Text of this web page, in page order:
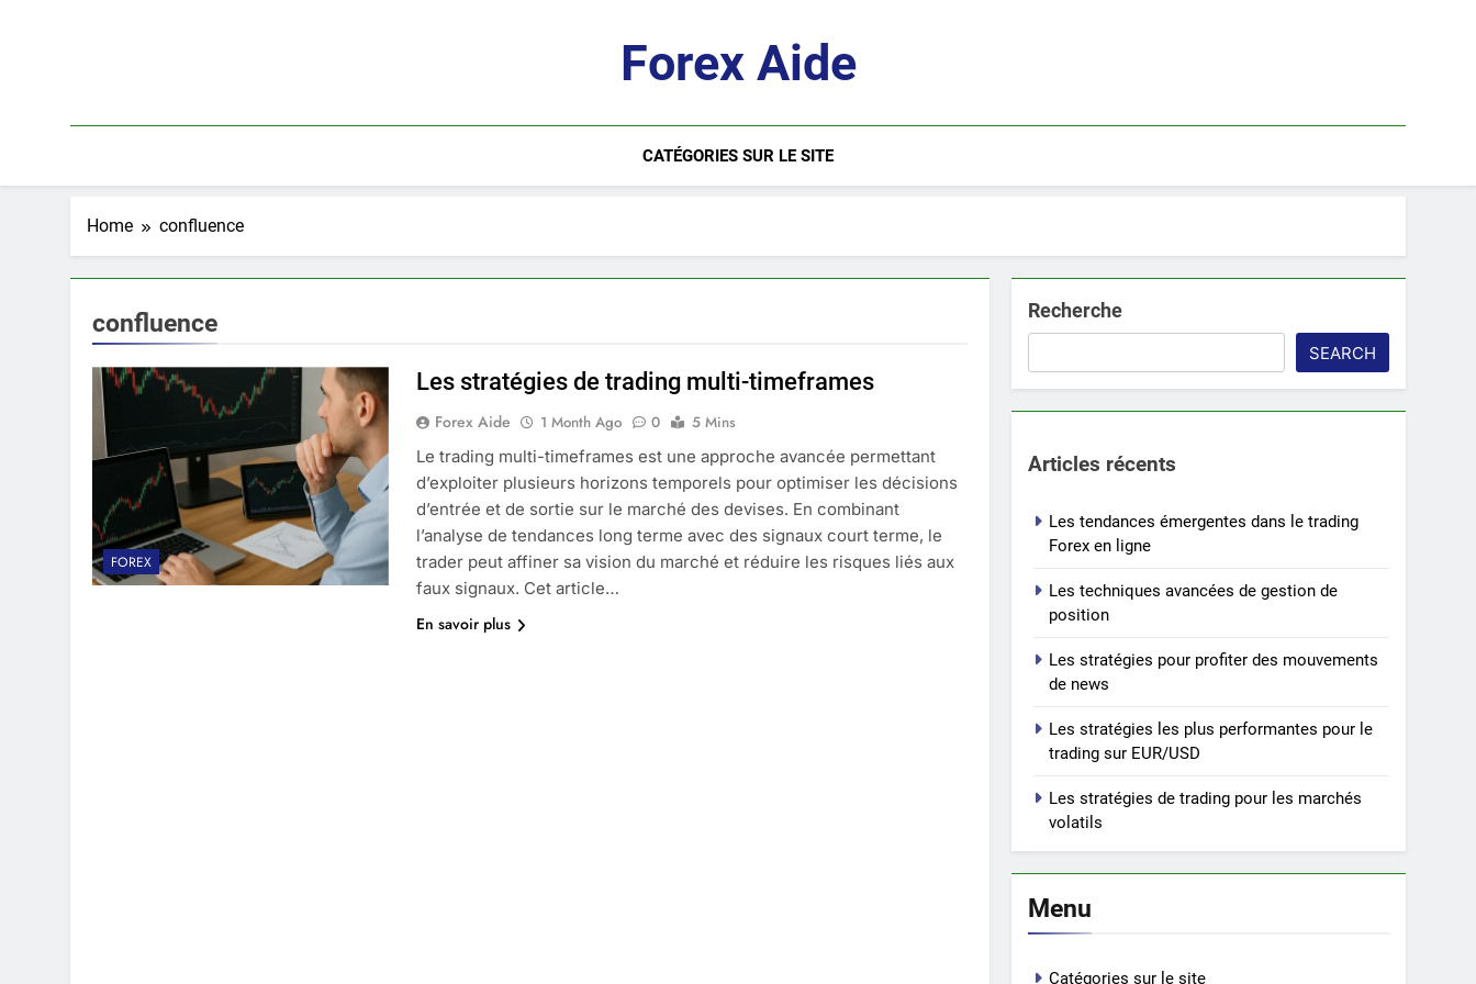
Forex Aide
CATÉGORIES SUR LE SITE
Home confluence
confluence
FOREX
Les stratégies de trading multi-timeframes
Forex Aide 1 Month Ago 0
5 Mins
Le trading multi-timeframes est une approche avancée permettant
d’exploiter plusieurs horizons temporels pour optimiser les décisions
d’entrée et de sortie sur le marché des devises. En combinant
l’analyse de tendances long terme avec des signaux court terme, le
trader peut affiner sa vision du marché et réduire les risques liés aux
faux signaux. Cet article…
En savoir plus
Recherche
SEARCH
Articles récents
Les tendances émergentes dans le trading
Forex en ligne
Les techniques avancées de gestion de
position
Les stratégies pour profiter des mouvements
de news
Les stratégies les plus performantes pour le
trading sur EUR/USD
Les stratégies de trading pour les marchés
volatils
Menu
Catégories sur le site